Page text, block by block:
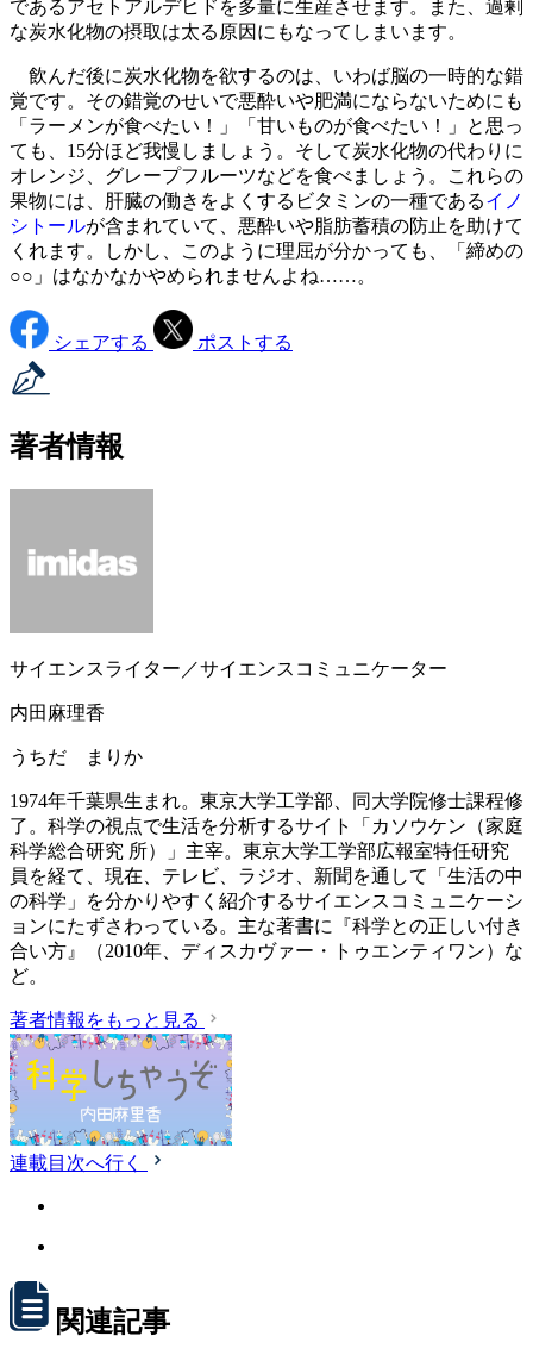
であるアセトアルデヒドを多量に生産させます。また、過剰
な炭水化物の摂取は太る原因にもなってしまいます。
飲んだ後に炭水化物を欲するのは、いわば脳の一時的な錯
覚です。その錯覚のせいで悪酔いや肥満にならないためにも
「ラーメンが食べたい！」「甘いものが食べたい！」と思っ
ても、15分ほど我慢しましょう。そして炭水化物の代わりに
オレンジ、グレープフルーツなどを食べましょう。これらの
果物には、肝臓の働きをよくするビタミンの一種であるイノ
シトールが含まれていて、悪酔いや脂肪蓄積の防止を助けて
くれます。しかし、このように理屈が分かっても、「締めの
○○」はなかなかやめられませんよね……。
シェアする ポストする
著者情報
サイエンスライター／サイエンスコミュニケーター
内田麻理香
うちだ まりか
1974年千葉県生まれ。東京大学工学部、同大学院修士課程修
了。科学の視点で生活を分析するサイト「カソウケン（家庭
科学総合研究 所）」主宰。東京大学工学部広報室特任研究
員を経て、現在、テレビ、ラジオ、新聞を通して「生活の中
の科学」を分かりやすく紹介するサイエンスコミュニケーシ
ョンにたずさわっている。主な著書に『科学との正しい付き
合い方』（2010年、ディスカヴァー・トゥエンティワン）な
ど。
著者情報をもっと見る
連載目次へ行く
関連記事